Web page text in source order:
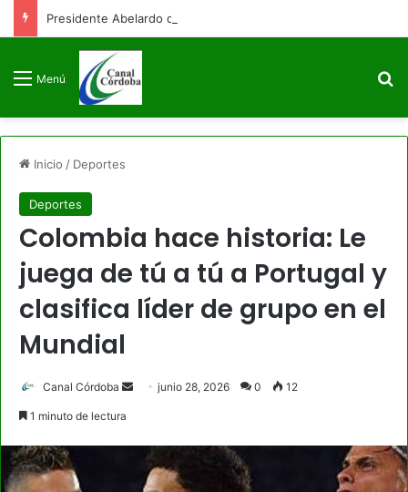
Menú
Inicio / Deportes
Deportes
Colombia hace historia: Le
juega de tú a tú a Portugal y
clasifica líder de grupo en el
Mundial
Canal Córdoba
Sendjunio 28, 2026 0 12
1 minuto de lectura